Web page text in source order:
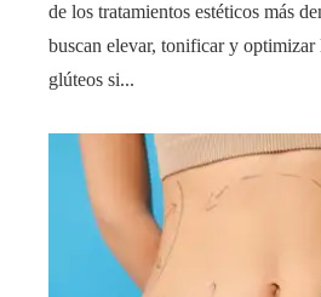
de los tratamientos estéticos más
buscan elevar, tonificar y
glúteos si...